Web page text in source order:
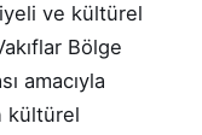
ve kültürel
Bölge
amacıyla
kültürel